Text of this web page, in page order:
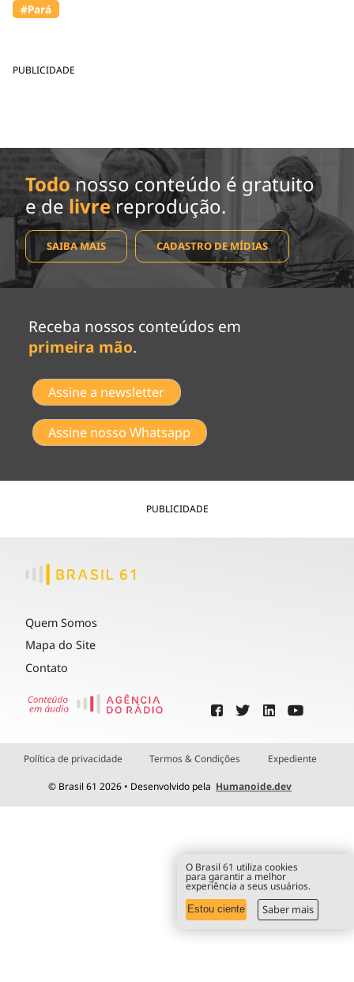
PUBLICIDADE
#Pará
Todo nosso conteúdo é gratuito
e de livrereprodução.
SAIBA MAIS CADASTRO DE MÍDIAS
Receba nossos conteúdos em
primeira mão.
Assine a newsletter
Assine nosso Whatsapp
PUBLICIDADE
Quem Somos
Mapa do Site
Contato
Política de privacidade Termos & Condições Expediente
© Brasil 61 2026 • Desenvolvido pela Humanoide.dev
O Brasil 61 utiliza cookies
para garantir a melhor
experiência a seus usuários.
Estou ciente Saber mais